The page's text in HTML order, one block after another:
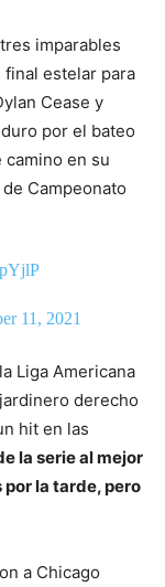
imparables
final estelar para
Cease y
por el bateo
en su
Campeonato
11, 2021
Liga Americana
derecho
hit en las
la serie al mejor
la tarde, pero
a Chicago